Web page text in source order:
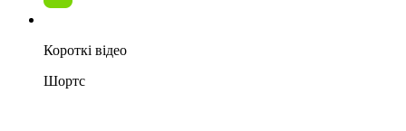
Короткі відео
Шортс